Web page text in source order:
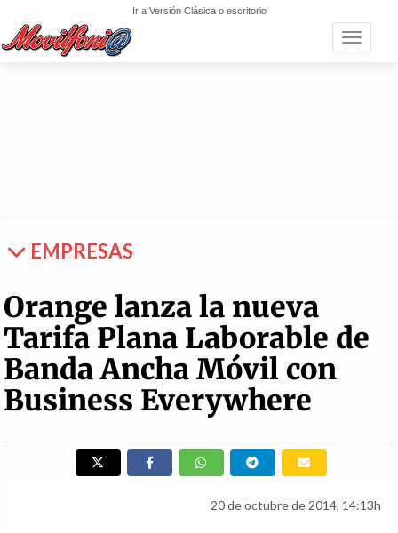
Ir a Versión Clásica o escritorio
Toggle
EMPRESAS
Orange lanza la nueva
Tarifa Plana Laborable de
Banda Ancha Móvil con
Business Everywhere
20 de octubre de 2014, 14:13h